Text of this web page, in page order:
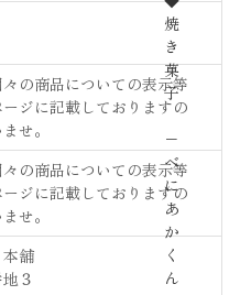
焼
き
菓
子
−
べ
に
あ
か
く
ん
の商品についての表示等
ジに記載しておりますの
せ。
の商品についての表示等
ジに記載しておりますの
せ。
本舗
３